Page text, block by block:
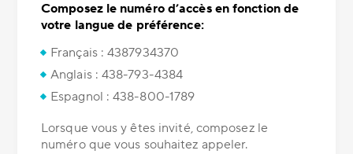
Composez le numéro d’accès en fonction de
votre langue de préférence:
Français : 4387934370
Anglais : 438-793-4384
Espagnol : 438-800-1789
Lorsque vous y êtes invité, composez le
numéro que vous souhaitez appeler.